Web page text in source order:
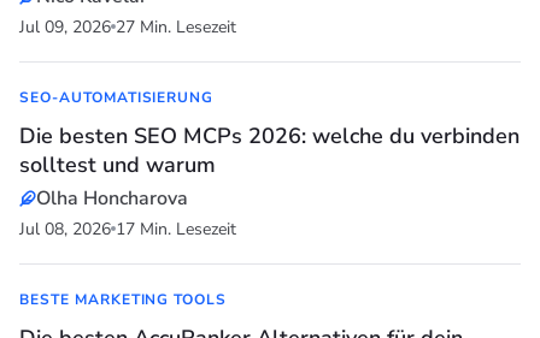
Jul 09, 2026 27 Min. Lesezeit
SEO-AUTOMATISIERUNG
Die besten SEO MCPs 2026: welche du verbinden
solltest und warum
Olha Honcharova
Jul 08, 2026 17 Min. Lesezeit
BESTE MARKETING TOOLS